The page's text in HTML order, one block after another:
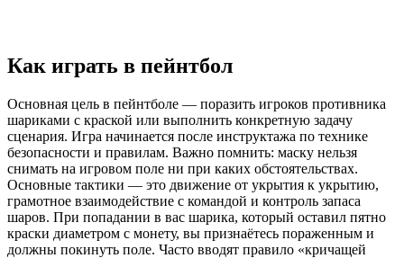
Как играть в пейнтбол
Основная цель в пейнтболе — поразить игроков противника
шариками с краской или выполнить конкретную задачу
сценария. Игра начинается после инструктажа по технике
безопасности и правилам. Важно помнить: маску нельзя
снимать на игровом поле ни при каких обстоятельствах.
Основные тактики — это движение от укрытия к укрытию,
грамотное взаимодействие с командой и контроль запаса
шаров. При попадании в вас шарика, который оставил пятно
краски диаметром с монету, вы признаётесь пораженным и
должны покинуть поле. Часто вводят правило «кричащей